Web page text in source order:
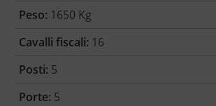
Peso: 1650 Kg
Cavalli fiscali: 16
Posti: 5
Porte: 5